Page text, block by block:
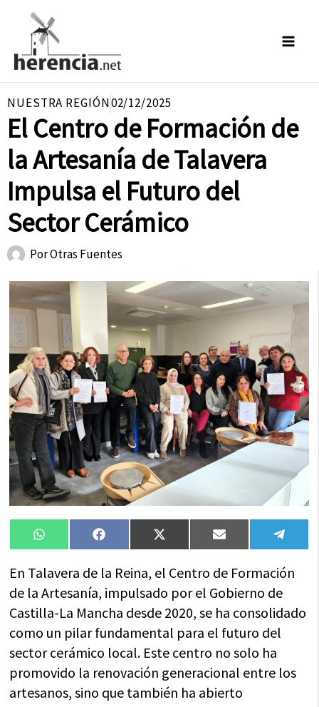
contenido
NUESTRA REGIÓN02/12/2025
El Centro de Formación de
la Artesanía de Talavera
Impulsa el Futuro del
Sector Cerámico
PorOtras Fuentes
Compartir
en
WhatsAppCompartir
en
FacebookCompartir
en
X
(Twitter)
Compartir
en
Email
en
En Talavera de la Reina, el Centro de Formación
de la Artesanía, impulsado por el Gobierno de
Castilla-La Mancha desde 2020, se ha consolidado
como un pilar fundamental para el futuro del
sector cerámico local. Este centro no solo ha
promovido la renovación generacional entre los
artesanos, sino que también ha abierto